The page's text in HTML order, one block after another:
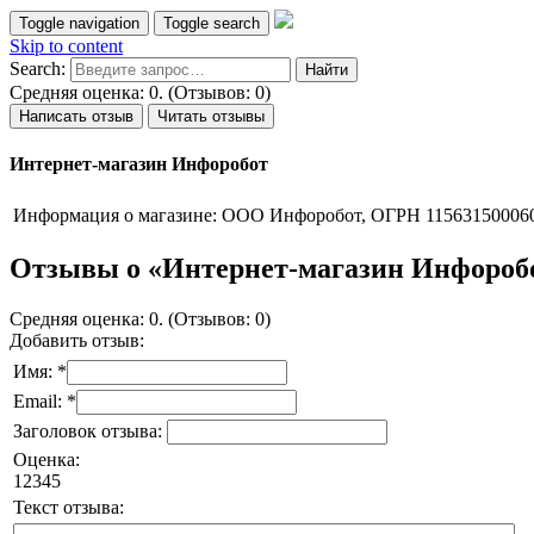
Toggle navigation Toggle search
Skip to content
Search:
Средняя оценка: 0. (Отзывов: 0)
Написать отзыв Читать отзывы
Интернет-магазин Инфоробот
Информация о магазине: ООО Инфоробот, ОГРН
Отзывы о «Интернет-магазин
Средняя оценка: 0. (Отзывов: 0)
Добавить отзыв:
Имя: *
Email: *
Заголовок отзыва:
Оценка:
1 2345
Текст отзыва: